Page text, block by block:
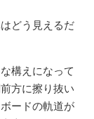
どう見えるだ
構えになって
方に擦り抜い
ードの軌道が